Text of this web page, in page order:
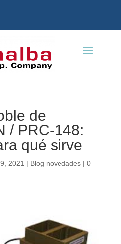
de
/ PRC-148:
qué sirve
2021 | Blog novedades| 0